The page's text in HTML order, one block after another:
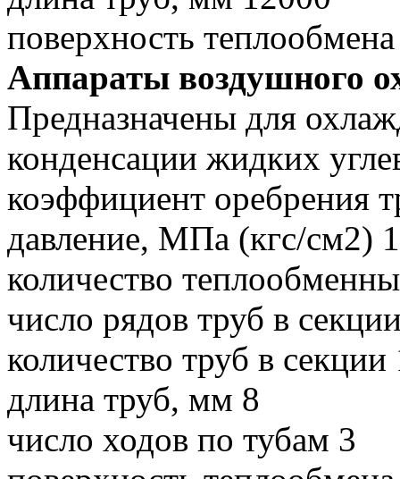
поверхность
Аппараты воздушного
Предназначены для
конденсации жидких
коэффициент оребрения
давление, МПа (кгс/см2)
количество
число рядов труб в
количество труб в секции
длина труб, мм 8
число ходов по тубам 3